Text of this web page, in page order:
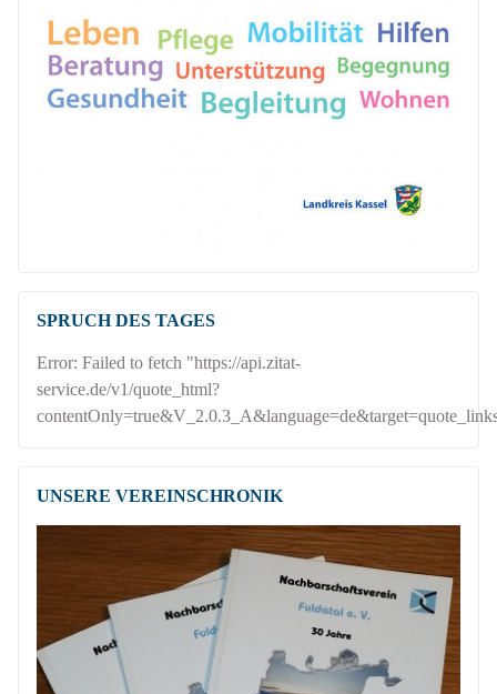
SPRUCH DES TAGES
Error: Failed to fetch "https://api.zitat-
service.de/v1/quote_html?
UNSERE VEREINSCHRONIK